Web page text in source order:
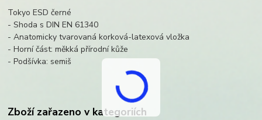
Tokyo ESD černé
- Shoda s DIN EN 61340
- Anatomicky tvarovaná korková-latexová vložka
- Horní část: měkká přírodní kůže
- Podšívka: semiš
Zboží zařazeno v kategoriích